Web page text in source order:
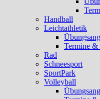
Handball
Leichtathletik
Termine
Rad
Schneesport
SportPark
Volleyball